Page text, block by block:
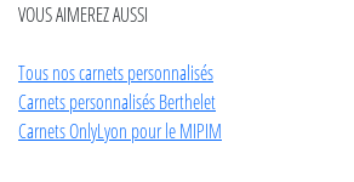
VOUS AIMEREZ AUSSI
Tous nos carnets personnalisés
Carnets personnalisés Berthelet
Carnets OnlyLyon pour le MIPIM